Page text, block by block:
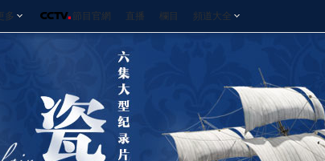
多 節目官網 直播 欄目 頻道大全